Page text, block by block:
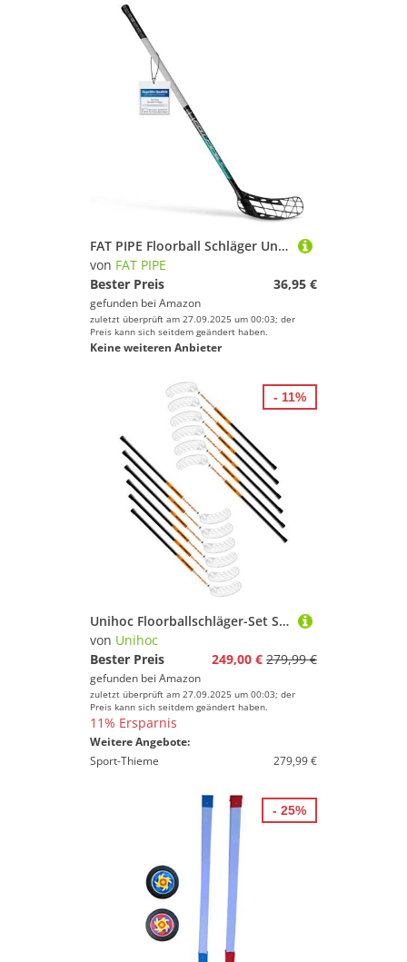
FAT PIPE Floorball Schläger Unihockey Stock Zack 33 Bone Coral Green - IFF Zertifiziert, mit Bone Schaufel/Kelle (Linke Hand Oben am Schläger, sogenannter Rechtsausleger, 82)
von FAT PIPE
Bester Preis
36,95 €
gefunden bei Amazon
zuletzt überprüft am 27.09.2025 um 00:03; der
Preis kann sich seitdem geändert haben.
Keine weiteren Anbieter
Unihoc Floorballschläger-Set Street
von Unihoc
Bester Preis
249,00 € 279,99 €
gefunden bei Amazon
zuletzt überprüft am 27.09.2025 um 00:03; der
Preis kann sich seitdem geändert haben.
11% Ersparnis
Weitere Angebote:
Sport-Thieme
279,99 €
- 11%
- 25%